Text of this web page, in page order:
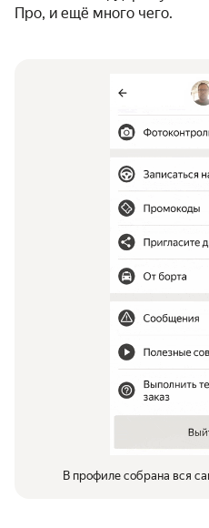
Про, и ещё много чего.
В профиле собрана вся